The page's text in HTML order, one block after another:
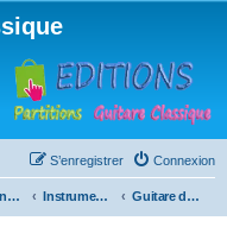
Connexion
S’enregistrer
Autres instruments à cordes pincées, ou styles Instruments anciens Guitare de la Renaissance